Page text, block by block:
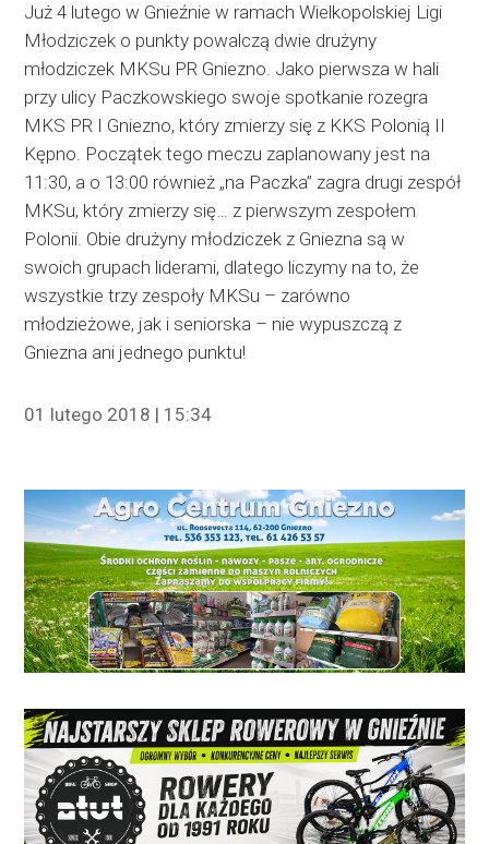
Już 4 lutego w Gnieźnie w ramach Wielkopolskiej Ligi
Młodziczek o punkty powalczą dwie drużyny
młodziczek MKSu PR Gniezno. Jako pierwsza w hali
przy ulicy Paczkowskiego swoje spotkanie rozegra
MKS PR I Gniezno, który zmierzy się z KKS Polonią II
Kępno. Początek tego meczu zaplanowany jest na
11:30, a o 13:00 również „na Paczka” zagra drugi zespół
MKSu, który zmierzy się… z pierwszym zespołem
Polonii. Obie drużyny młodziczek z Gniezna są w
swoich grupach liderami, dlatego liczymy na to, że
wszystkie trzy zespoły MKSu – zarówno
młodzieżowe, jak i seniorska – nie wypuszczą z
Gniezna ani jednego punktu!
01 lutego 2018 | 15:34